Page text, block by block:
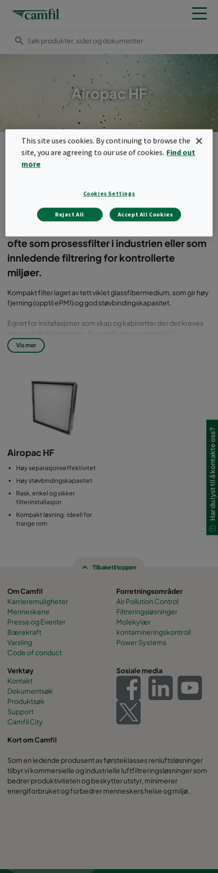
Airopac HF
Produkter
Generelle ventilasjonsfilter
Kompaktfilter (HF-ramme)
Airopac HF
Meny
Airopac HF
Kompakt boksfilter som er egnet for
ofte som prosessfilter i industrien eller som
innledende filtrering for kontrollerte
miljøer.
Kompakt filter laget av tett viklet glassfibermedium, som gir høy
fjerning (opptil ePM1) og god støvbindingskapasitet.
Egnet for installasjoner som skap og kabinetter der det kreves
klassifisering (Eurovent 4/23) på tilluften, for eksempel
sykehusmiljøer eller andre områder med sensitive prosesser.
Vis mer
Airopac HF
Høy separasjonseffektivitet
Høy støvbindingskapasitet
Rask, enkel og sikker
filterinstallasjon
Kompakt løsning: ideell for
trange rom
Tilbake til toppen
Om Camfil
Karrieremuligheter
Menneskene
Presse og Eventer
Bærekraft
Varsling
Code of conduct
Forretningsområder
Air Pollution Control
Filtreringsløsninger
Molekylær
kontamineringskontroll
Power Systems
Verktøy
Kontakt
Dokumentsøk
Produktsøk
Support
Camfil City
Sosiale media
Kort om Camfil
Som en ledende produsent av førsteklasses renluftsløsninger
tilbyr vi kommersielle og industrielle luftfiltreringsløsninger som
bedrer produktiviteten og beskytter utstyr, minimerer
energiforbruket og forbedrer menneskers helse og miljø.
Har du lyst til å kontakte oss?
This site uses cookies. By continuing to browse the
site, you are agreeing to our use of cookies. Find out
more
Cookies Settings
Reject All Accept All Cookies